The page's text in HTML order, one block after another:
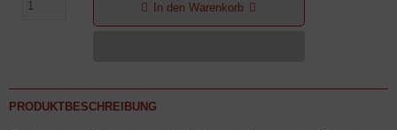
In den Warenkorb
PRODUKTBESCHREIBUNG